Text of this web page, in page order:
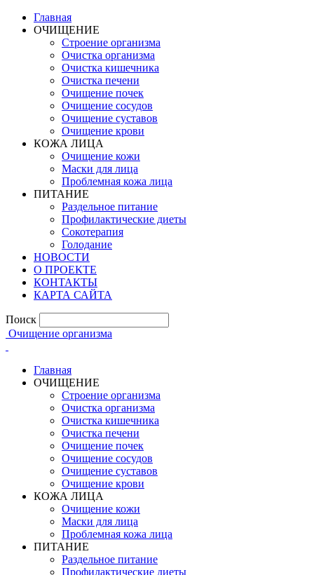
Главная
ОЧИЩЕНИЕ
Строение организма
Очистка организма
Очистка кишечника
Очистка печени
Очищение почек
Очищение сосудов
Очищение суставов
Очищение крови
КОЖА ЛИЦА
Очищение кожи
Маски для лица
Проблемная кожа лица
ПИТАНИЕ
Раздельное питание
Профилактические диеты
Сокотерапия
Голодание
НОВОСТИ
О ПРОЕКТЕ
КОНТАКТЫ
КАРТА САЙТА
Поиск
Очищение организма
Главная
ОЧИЩЕНИЕ
Строение организма
Очистка организма
Очистка кишечника
Очистка печени
Очищение почек
Очищение сосудов
Очищение суставов
Очищение крови
КОЖА ЛИЦА
Очищение кожи
Маски для лица
Проблемная кожа лица
ПИТАНИЕ
Раздельное питание
Профилактические диеты